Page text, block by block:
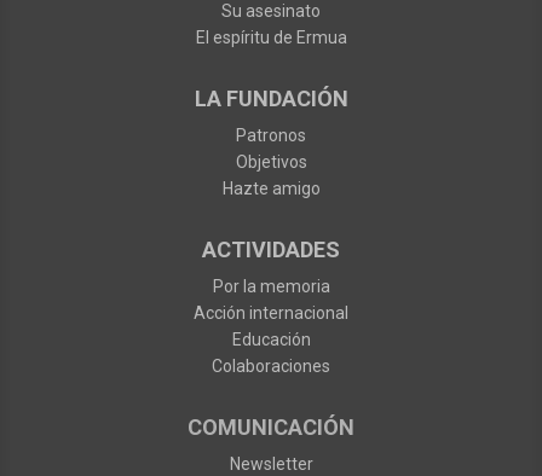
Su asesinato
El espíritu de Ermua
LA FUNDACIÓN
Patronos
Objetivos
Hazte amigo
ACTIVIDADES
Por la memoria
Acción internacional
Educación
Colaboraciones
COMUNICACIÓN
Newsletter